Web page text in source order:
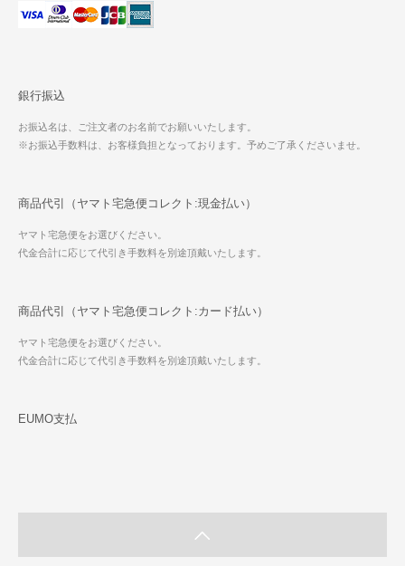
銀行振込
お振込名は、ご注文者のお名前でお願いいたします。
※お振込手数料は、お客様負担となっております。予めご了承くださいませ。
商品代引（ヤマト宅急便コレクト:現金払い）
ヤマト宅急便をお選びください。
代金合計に応じて代引き手数料を別途頂戴いたします。
商品代引（ヤマト宅急便コレクト:カード払い）
ヤマト宅急便をお選びください。
代金合計に応じて代引き手数料を別途頂戴いたします。
EUMO支払